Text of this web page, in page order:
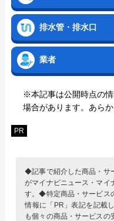
排水管・排水口
業者
※本記事は公開時点の
場合があります。あら
PR
◆記事で紹介した商品・サ
がマイナビニュース・マイ
す。◆特定商品・サービス
情報に「PR」表記を記載
も個々の商品・サービスの